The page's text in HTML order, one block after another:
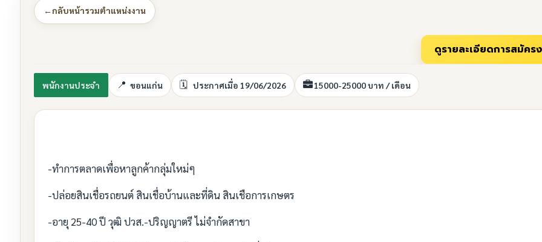
←กลับหน้ารวมตำแหน่งงาน
พนักงานประจำ ขอนแก่น ประกาศเมื่อ 19/06/2026 15000-25000 บาท / เดือน
-ทำการตลาดเพื่อหาลูกค้ากลุ่มใหม่ๆ
-ปล่อยสินเชื่อรถยนต์ สินเชื่อบ้านและที่ดิน สินเชือการเกษตร
-อายุ 25-40 ปี วุฒิ ปวส.-ปริญญาตรี ไม่จำกัดสาขา